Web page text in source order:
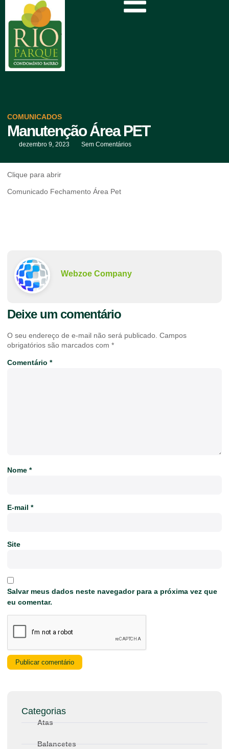
COMUNICADOS
Manutenção Área PET
dezembro 9, 2023 Sem Comentários
Clique para abrir
Comunicado Fechamento Área Pet
Webzoe Company
Deixe um comentário
O seu endereço de e-mail não será publicado. Campos
obrigatórios são marcados com *
Comentário *
Nome *
E-mail *
Site
Salvar meus dados neste navegador para a próxima vez que
eu comentar.
Categorias
Atas
Balancetes